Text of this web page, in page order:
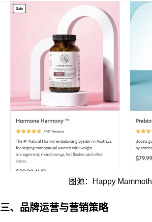
图源：Happy Mammoth
三、品牌运营与营销策略